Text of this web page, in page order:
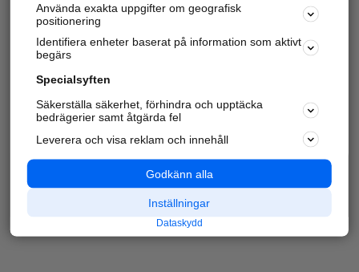
Använda exakta uppgifter om geografisk
positionering
Identifiera enheter baserat på information som aktivt
begärs
Specialsyften
Säkerställa säkerhet, förhindra och upptäcka
bedrägerier samt åtgärda fel
Leverera och visa reklam och innehåll
Godkänn alla
Inställningar
Dataskydd